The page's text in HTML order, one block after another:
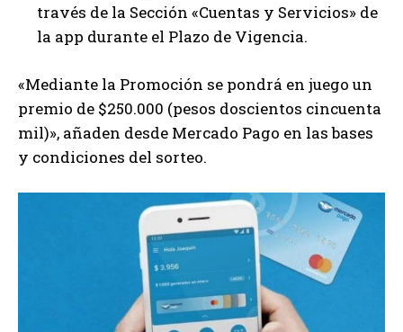
través de la Sección «Cuentas y Servicios» de
la app durante el Plazo de Vigencia.
«Mediante la Promoción se pondrá en juego un
premio de $250.000 (pesos doscientos cincuenta
mil)», añaden desde Mercado Pago en las bases
y condiciones del sorteo.